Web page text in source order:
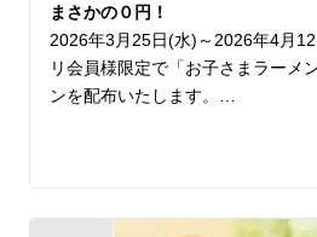
さらに！
この期間中は「お好きなトッピン
ゼント！
魁力屋のＧＷはお得が盛りだくさん
ス。
ランチでもディナーでも思う存分
まさかの０円！
2026年3月25日(水)～2026年4月
リ会員様限定で「お子さまラーメ
ンを配布いたします。
ママ・パパも、お子さまも、1年